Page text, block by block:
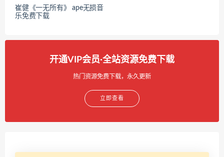
崔健《一无所有》 ape无损音
乐免费下载
开通VIP会员·全站资源免费下载
热门资源免费下载，永久更新
立即查看